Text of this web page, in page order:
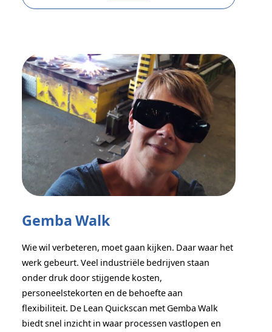
Gemba Walk
Wie wil verbeteren, moet gaan kijken. Daar waar het
werk gebeurt. Veel industriële bedrijven staan
onder druk door stijgende kosten,
personeelstekorten en de behoefte aan
flexibiliteit. De Lean Quickscan met Gemba Walk
biedt snel inzicht in waar processen vastlopen en